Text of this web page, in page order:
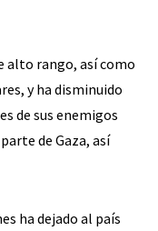
alto rango, así como
y ha disminuido
de sus enemigos
de Gaza, así
ha dejado al país